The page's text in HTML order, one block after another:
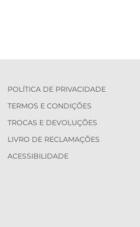
POLÍTICA DE PRIVACIDADE
TERMOS E CONDIÇÕES
TROCAS E DEVOLUÇÕES
LIVRO DE RECLAMAÇÕES
ACESSIBILIDADE